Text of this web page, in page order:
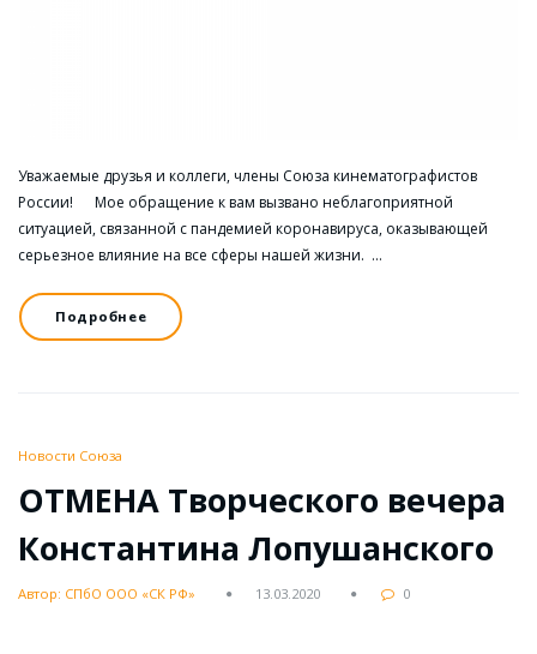
Уважаемые друзья и коллеги, члены Союза кинематографистов
России! Мое обращение к вам вызвано неблагоприятной
ситуацией, связанной с пандемией коронавируса, оказывающей
серьезное влияние на все сферы нашей жизни. …
Подробнее
Новости Союза
ОТМЕНА Творческого вечера
Константина Лопушанского
Автор: СПбО ООО «СК РФ» 13.03.2020 0